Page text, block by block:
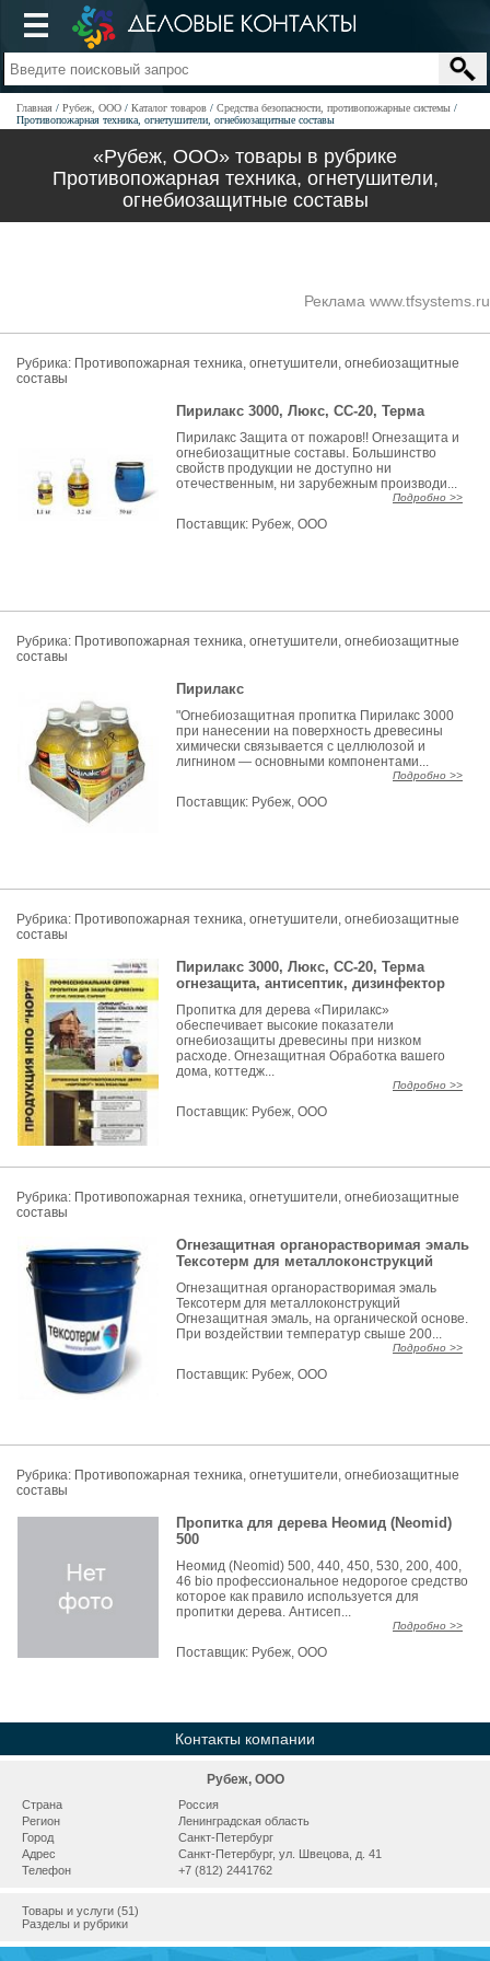
Главная Рубеж, ООО Каталог товаров
Средства безопасности, противопожарные системы
Противопожарная техника, огнетушители, огнебиозащитные составы
«Рубеж, ООО» товары в рубрике
Противопожарная техника, огнетушители,
огнебиозащитные составы
Реклама www.tfsystems.ru
Рубрика: Противопожарная техника, огнетушители, огнебиозащитные
составы
Пирилакс 3000, Люкс, СС-20, Терма
Пирилакс Защита от пожаров!! Огнезащита и
огнебиозащитные составы. Большинство
свойств продукции не доступно ни
отечественным, ни зарубежным производи...
Подробно >>
Поставщик: Рубеж, ООО
Рубрика: Противопожарная техника, огнетушители, огнебиозащитные
составы
Пирилакс
"Огнебиозащитная пропитка Пирилакс 3000
при нанесении на поверхность древесины
химически связывается с целлюлозой и
лигнином — основными компонентами...
Подробно >>
Поставщик: Рубеж, ООО
Рубрика: Противопожарная техника, огнетушители, огнебиозащитные
составы
Пирилакс 3000, Люкс, СС-20, Терма
огнезащита, антисептик, дизинфектор
Пропитка для дерева «Пирилакс»
обеспечивает высокие показатели
огнебиозащиты древесины при низком
расходе. Огнезащитная Обработка вашего
дома, коттедж...
Подробно >>
Поставщик: Рубеж, ООО
Рубрика: Противопожарная техника, огнетушители, огнебиозащитные
составы
Огнезащитная органорастворимая эмаль
Тексотерм для металлоконструкций
Огнезащитная органорастворимая эмаль
Тексотерм для металлоконструкций
Огнезащитная эмаль, на органической основе.
При воздействии температур свыше 200...
Подробно >>
Поставщик: Рубеж, ООО
Рубрика: Противопожарная техника, огнетушители, огнебиозащитные
составы
Пропитка для дерева Неомид (Neomid)
500
Неомид (Neomid) 500, 440, 450, 530, 200, 400,
46 bio профессиональное недорогое средство
которое как правило используется для
пропитки дерева. Антисеп...
Подробно >>
Поставщик: Рубеж, ООО
Контакты компании
Рубеж, ООО
Страна
Россия
Регион
Ленинградская область
Город
Санкт-Петербург
Адрес
Санкт-Петербург, ул. Швецова, д. 41
Телефон
+7 (812) 2441762
Товары и услуги (51)
Разделы и рубрики